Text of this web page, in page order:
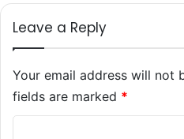
Leave a Reply
Your email address will not
fields are marked *